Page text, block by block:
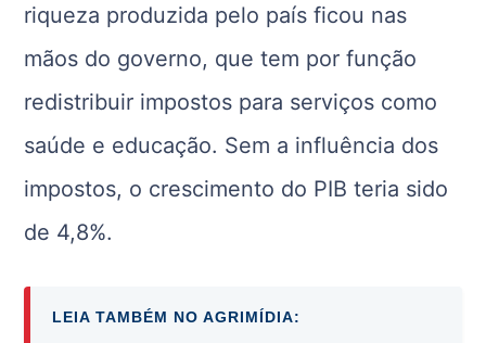
riqueza produzida pelo país ficou nas
mãos do governo, que tem por função
redistribuir impostos para serviços como
saúde e educação. Sem a influência dos
impostos, o crescimento do PIB teria sido
de 4,8%.
LEIA TAMBÉM NO AGRIMÍDIA: